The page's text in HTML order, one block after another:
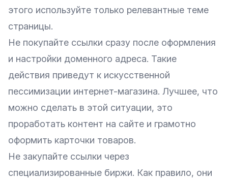
этого используйте только релевантные теме
страницы.
Не покупайте ссылки сразу после оформления
и настройки доменного адреса. Такие
действия приведут к искусственной
пессимизации интернет-магазина. Лучшее, что
можно сделать в этой ситуации, это
проработать контент на сайте и грамотно
оформить карточки товаров.
Не закупайте ссылки через
специализированные биржи. Как правило, они